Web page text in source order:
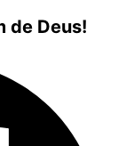
de Deus!